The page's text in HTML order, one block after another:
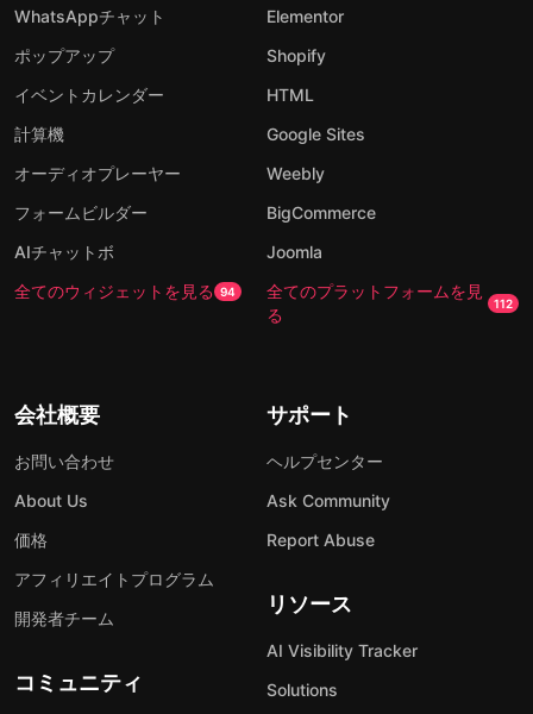
WhatsAppチャット
ポップアップ
イベントカレンダー
計算機
オーディオプレーヤー
フォームビルダー
AIチャットボ
全てのウィジェットを見る 94
Elementor
Shopify
HTML
Google Sites
Weebly
BigCommerce
Joomla
全てのプラットフォームを見
る
112
会社概要
お問い合わせ
About Us
価格
アフィリエイトプログラム
開発者チーム
コミュニティ
サポート
ヘルプセンター
Ask Community
Report Abuse
リソース
AI Visibility Tracker
Solutions